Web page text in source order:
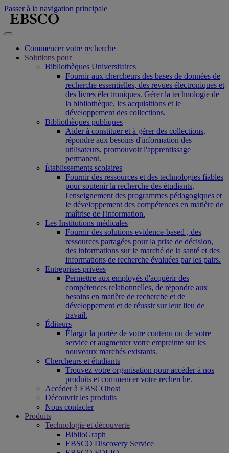
Passer à la navigation principale
Commencer votre recherche
Solutions pour
Bibliothèques Universitaires
Fournir aux chercheurs des bases de données de
recherche essentielles, des revues électroniques et
des livres électroniques. Gérer la technologie de
la bibliothèque, les acquisitions et le
développement des collections.
Bibliothèques publiques
Aider à constituer et à gérer des collections,
répondre aux besoins d'information des
utilisateurs, promouvoir l'apprentissage
permanent.
Établissements scolaires
Fournir des ressources et des technologies fiables
pour soutenir la recherche des étudiants,
l'enseignement des programmes pédagogiques et
le développement des compétences en matière de
maîtrise de l'information.
Les Institutions médicales
Fournir des solutions evidence-based , des
ressources partagées pour la prise de décision,
des informations sur le marché de la santé et des
informations de recherche évaluées par les pairs.
Entreprises privées
Permettre aux employés d'acquérir des
compétences relationnelles, de répondre aux
besoins en matière de recherche et de
développement et de réussir sur leur lieu de
travail.
Éditeurs
Élargir la portée de votre contenu ou de votre
service et augmenter votre empreinte sur les
nouveaux marchés existants.
Chercheurs et étudiants
Trouvez votre organisation pour accéder à nos
produits et commencer votre recherche.
Accéder à EBSCOhost
Découvrir les produits
Nous contacter
Produits
Technologie et découverte
BiblioGraph
EBSCO Discovery Service